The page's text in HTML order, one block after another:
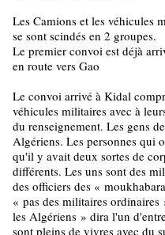
Les Camions et les véhicules
se sont scindés en 2 groupes.
Le premier convoi est déjà
en route vers Gao
Le convoi arrivé à Kidal
véhicules militaires avec à
du renseignement. Les gens
Algériens. Les personnes qui
qu'il y avait deux sortes de
différents. Les uns sont des
des officiers des «
« pas des militaires ordinaires
les Algériens » dira l'un
sont pleins de vivres avec du